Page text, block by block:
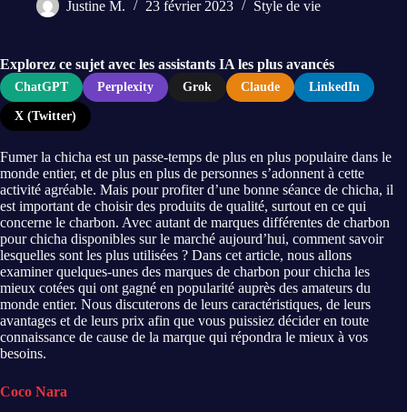
Justine M. 23 février 2023 Style de vie
Explorez ce sujet avec les assistants IA les plus avancés
ChatGPT Perplexity Grok Claude LinkedIn
X (Twitter)
Fumer la chicha est un passe-temps de plus en plus populaire dans le
monde entier, et de plus en plus de personnes s’adonnent à cette
activité agréable. Mais pour profiter d’une bonne séance de chicha, il
est important de choisir des produits de qualité, surtout en ce qui
concerne le charbon. Avec autant de marques différentes de charbon
pour chicha disponibles sur le marché aujourd’hui, comment savoir
lesquelles sont les plus utilisées ? Dans cet article, nous allons
examiner quelques-unes des marques de charbon pour chicha les
mieux cotées qui ont gagné en popularité auprès des amateurs du
monde entier. Nous discuterons de leurs caractéristiques, de leurs
avantages et de leurs prix afin que vous puissiez décider en toute
connaissance de cause de la marque qui répondra le mieux à vos
besoins.
Coco Nara